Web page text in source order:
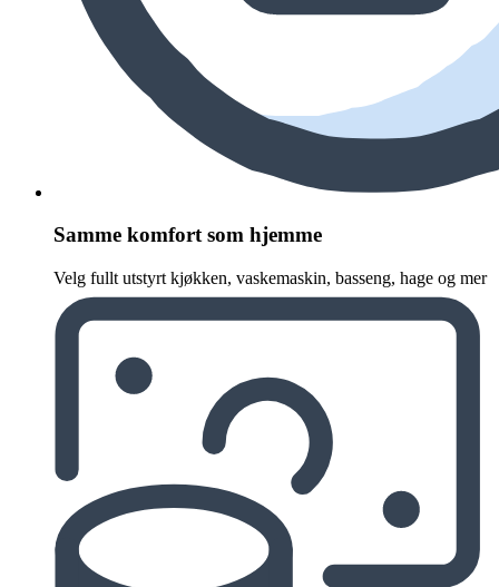
Samme komfort som hjemme
Velg fullt utstyrt kjøkken, vaskemaskin, basseng, hage og mer